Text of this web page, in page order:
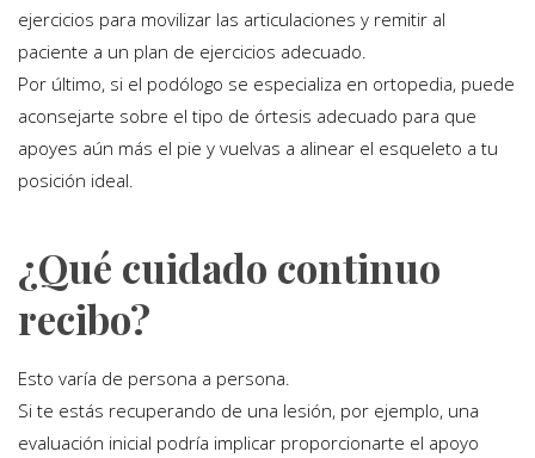
ejercicios para movilizar las articulaciones y remitir al
paciente a un plan de ejercicios adecuado.
Por último, si el podólogo se especializa en ortopedia, puede
aconsejarte sobre el tipo de órtesis adecuado para que
apoyes aún más el pie y vuelvas a alinear el esqueleto a tu
posición ideal.
¿Qué cuidado continuo
recibo?
Esto varía de persona a persona.
Si te estás recuperando de una lesión, por ejemplo, una
evaluación inicial podría implicar proporcionarte el apoyo